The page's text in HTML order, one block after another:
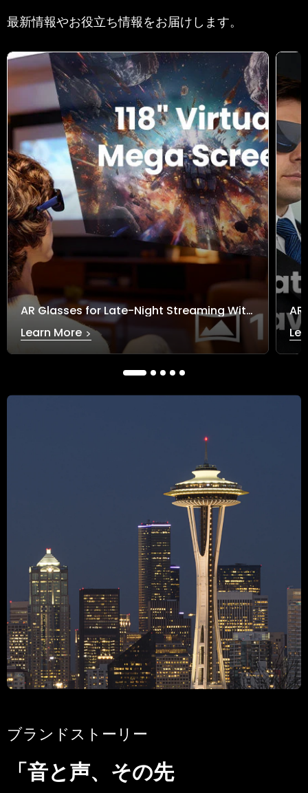
最新情報やお役立ち情報をお届けします。
AR Glasses for Late-Night Streaming Without Disturbing Others
Learn More >
AR Glasses for Late-Night Streaming Without
ブランドストーリー
「音と声、その先